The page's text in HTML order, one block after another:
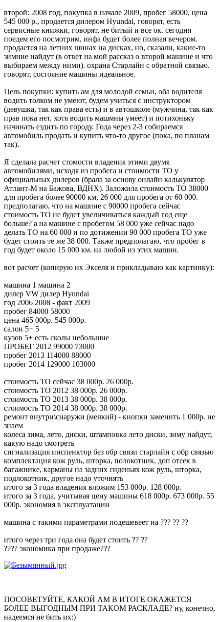
второй: 2008 год, покупка в начале 2009, пробег 58000, цена
545 000 р., продается дилером Hyundai, говорят, есть
сервисные книжки, говорят, не битый и все ок. сегодня
поедем его посмотрим, инфа будет более полная вечером.
продается на летних шинах на дисках, но, сказали, какие-то
зимние найдут (в ответ на мой рассказ о второй машине и что
выбираем между ними). охрана Старлайн с обратной связью.
говорят, состояние машины идеальное.
Цель покупки: купить ам для молодой семьи, оба водителя
водить толком не умеют, будем учиться с инструктором
(девушка, так как права есть) и в автошколе (мужчина, так как
прав пока нет, хотя водить машмны умеет) и потихоньку
начинать ездить по городу. Года через 2-3 собираемся
автомобиль продать и купить что-то другое (пока, по планам
так).
Я сделала расчет стомости владения этими двумя
автомобилями, исходя из пробега и стоимости ТО у
официальных дилеров (брала за основу онлайн калькулятор
Атлант-М на Бажова, ВДНХ). Заложила стоимость ТО 38000
для пробега более 90000 км, 26 000 для пробега от 60 000.
предполагаю, что на машине с 90000 пробега сейчас
стоимость ТО не будет увеличиваться каждый год еще
больше? а на машине с пробегом 58 000 уже сейчас надо
делать ТО на 60 000 и по дотижении 90 000 пробега ТО уже
будет стоить те же 38 000. Также предполагаю, что пробег в
год будет около 15 000 км. на любой из этих машин.
вот расчет (копирую их Экселя и прикладываю как картинку):
машина 1 машина 2
дилер VW дилер Hyundai
год 2006 2008 - факт 2009
пробег 84000 58000
цена 465 000р. 545 000р.
салон 5+ 5
кузов 5+ есть сколы небольшие
ПРОБЕГ 2012 99000 73000
пробег 2013 114000 88000
пробег 2014 129000 103000
стоимость ТО сейчас 38 000р. 26 000р.
стоимость ТО 2012 38 000р. 26 000р.
стоимость ТО 2013 38 000р. 38 000р.
стоимость ТО 2014 38 000р. 38 000р.
ремонт внутри\снаружи (мелкий) - кнопки заменить 1 000р. не
знаем
колеса зима, лето, диски, штамповка лето диски, зиму найдут,
какую надо смотреть
сигнализация инспенктор без обр связи старлайн с обр связью
комплектация кож руль, шторка, полокотник, доп отсек в
багажнике, карманы на задних сиденьях кож руль, шторка,
подлокотник, другое надо уточнять
итого за 3 года владения вложим 153 000р. 128 000р.
итого за 3 года, учитывая цену машины 618 000р. 673 000р. 55
000р. экономия в эксплуатации
машина с такими параметрами подешевеет на ??? ?? ??
итого через три года она будет стоить ?? ??
???? экономика при продаже???
ПОСОВЕТУЙТЕ, КАКОЙ АМ В ИТОГЕ ОКАЖЕТСЯ
БОЛЕЕ ВЫГОДНЫМ ПРИ ТАКОМ РАСКЛАДЕ? ну, конечно,
надеемся не бить их:)